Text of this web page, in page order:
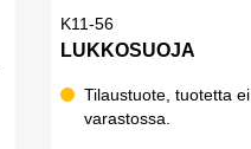
K11-56
LUKKOSUOJA
Tilaustuote, tuotetta ei
varastossa.